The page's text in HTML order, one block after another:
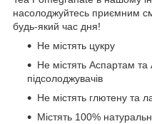
насолоджуйтесь приємним
будь-який час дня!
Не містять цукру
Не містять Аспартам
підсолоджувачів
Не містять глютену та
Містять 100%